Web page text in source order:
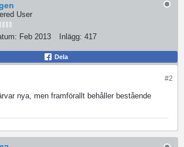
User
Feb 2013 Inlägg: 417
Dela
#2
nya, men framförallt behåller bestående